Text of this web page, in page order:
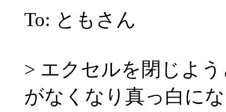
To: ともさん
> エクセルを閉じよ
がなくなり真っ白に